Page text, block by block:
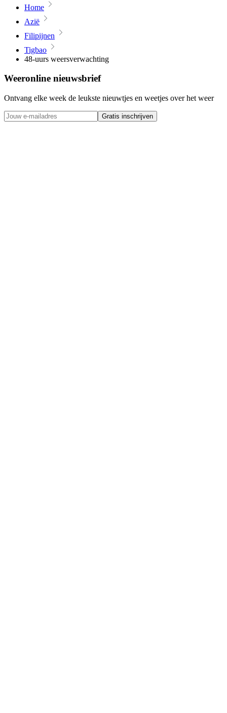
Home
Azië
Filipijnen
Tigbao
48-uurs weersverwachting
Weeronline nieuwsbrief
Ontvang elke week de leukste nieuwtjes en weetjes over het weer
Gratis inschrijven